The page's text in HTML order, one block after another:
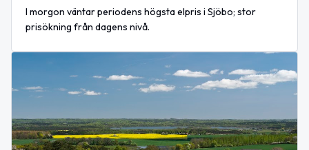
I morgon väntar periodens högsta elpris i Sjöbo; stor
prisökning från dagens nivå.